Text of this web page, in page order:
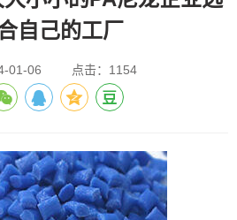
自己的工厂
01-06 点击：1154